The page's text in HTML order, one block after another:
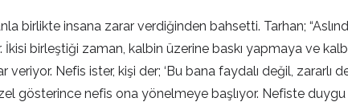
birlikte insana zarar verdiğinden bahsetti. Tarhan;
birleştiği zaman, kalbin üzerine baskı yapmaya ve
Nefis ister, kişi der; ‘Bu bana faydalı değil, zararlı
gösterince nefis ona yönelmeye başlıyor. Nefiste